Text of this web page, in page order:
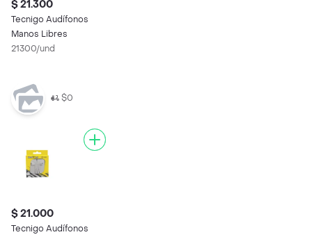
$ 21.300
Tecnigo Audífonos
Manos Libres
21300/und
$0
$ 21.000
Tecnigo Audífonos